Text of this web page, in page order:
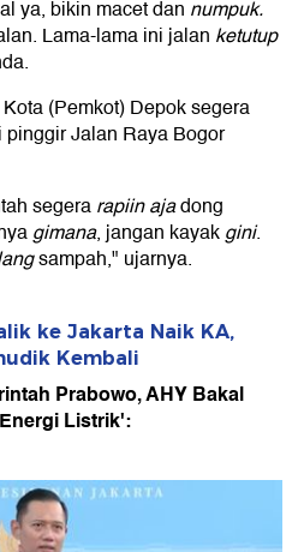
ya, bikin macet dan numpuk.
Lama-lama ini jalan ketutup
(Pemkot) Depok segera
Jalan Raya Bogor
segerarapiin ajadong
gimana, jangan kayakgini.
sampah," ujarnya.
ke Jakarta Naik KA,
Kembali
Prabowo, AHY Bakal
Listrik':